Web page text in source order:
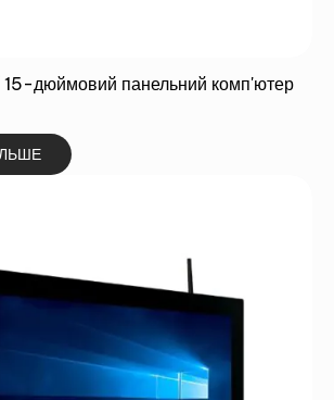
дюймовий панельний комп'ютер